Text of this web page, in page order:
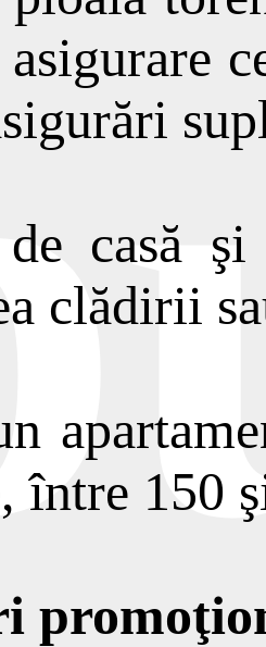
casă şi
clădirii
între 150